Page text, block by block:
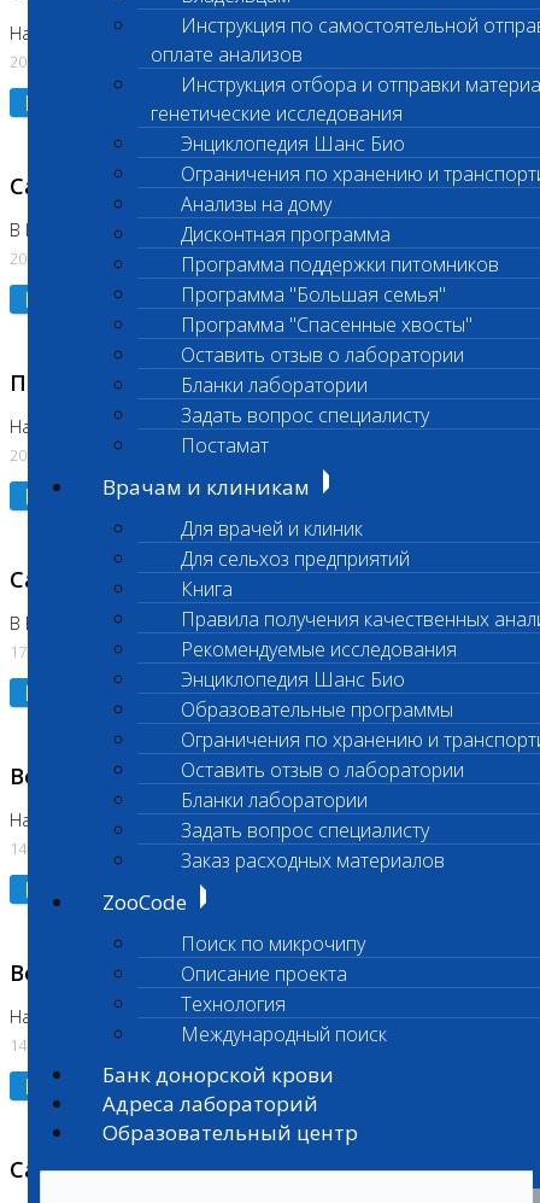
Инструкция по самостоятельной
оплате анализов
Инструкция отбора и отправки
генетические исследования
Энциклопедия Шанс Био
Ограничения по хранению и
Анализы на дому
Дисконтная программа
Программа поддержки питомников
Программа "Большая семья"
Программа "Спасенные хвосты"
Оставить отзыв о лаборатории
Бланки лаборатории
Задать вопрос специалисту
Постамат
Врачам и клиникам
Для врачей и клиник
Для сельхоз предприятий
Книга
Правила получения качественных
Рекомендуемые исследования
Энциклопедия Шанс Био
Образовательные программы
Ограничения по хранению и
Оставить отзыв о лаборатории
Бланки лаборатории
Задать вопрос специалисту
Заказ расходных материалов
ZooCode
Поиск по микрочипу
Описание проекта
Технология
Международный поиск
Банк донорской крови
Адреса лабораторий
Образовательный центр
На Нагорной
20.07.2026
Подробнее
Санитарный день
В Коломне 20.07.2026
20.07.2026
Подробнее
Приостановлено выполнение исследования
На Нагорной
20.07.2026
Подробнее
Санитарный день
В Бутово
17.07.2026
Подробнее
Возобновлено выполнение исследования
На Нагорной (Код 961, 962)
14.07.2026
Подробнее
Возобновлено выполнение исследования
На Нагорной (Код 157)
14.07.2026
Подробнее
Санитарный день